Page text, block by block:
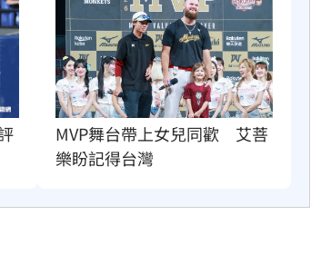
MVP舞台帶上女兒同歡　艾菩
樂盼記得台灣